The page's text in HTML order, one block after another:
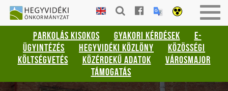
Gyorsbillentyűk
listája
Keresés:
"S"
Bejelentkezés:
HEGYVIDÉKI
ÖNKORMÁNYZAT
PARKOLÁS KISOKOS GYAKORI KÉRDÉSEK
E-
ÜGYINTÉZÉS
HEGYVIDÉKI KÖZLÖNY
KÖZÖSSÉGI
KÖLTSÉGVETÉS
KÖZÉRDEKŰ ADATOK
VÁROSMAJOR
TÁMOGATÁS